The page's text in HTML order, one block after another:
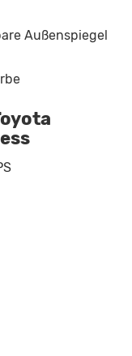
Außenspiegel